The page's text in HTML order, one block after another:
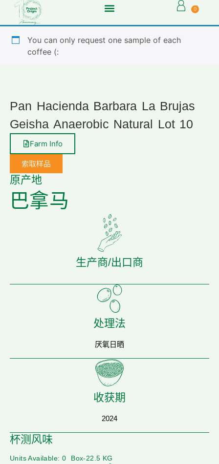
0
You can only request one sample of each
coffee (:
Pan Hacienda Barbara La Brujas
Geisha Anaerobic Natural Lot 10
Farm Info
索取样品
原产地
巴拿马
生产商/出口商
处理法
厌氧日晒
收获期
2024
杯测风味
Units Available: 0 Box-22.5 KG